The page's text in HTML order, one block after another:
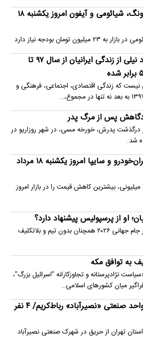
قیمت گوشی سامسونگ، شیائومی و آیفون امروز یکشنبه ۱۸
تومان بودجه نیاز دارد
روایت آماری مسعود نیلی از زندگی ایرانیان از سال ۹۷ تا
که زندگی اقتصادی، اجتماعی، فرهنگی و
پس از مرگ پدر
پدرش، خورخه مسی، در شهر روزاریو در
شد.
قیمت محصولات ایران‌خودرو و سایپا امروز یکشنبه ۱۸ مرداد
شاهین اتوماتیک با افت ۴۰ میلیونی، بیشترین کاهش قیمت را در بازار امروز
او از پرسپولیس پیشنهاد دارد؟
یکی از بهترین‌های ایران در جام جهانی ۲۰۲۶ همچنان بدون تیم و بلاتکلیف
به توافق مکه
نژادپرستانه و تجاوزکارانه "اسرائیل بزرگ"،
میان کشورهای اسلامی…
آتش‌سوزی در یک واحد صنعتی «نصیرآباد» رباط‌کریم/ ۴ نفر
تهران از حریق در شهرک صنعتی نصیرآباد